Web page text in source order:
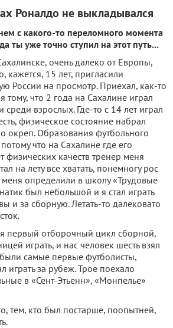
Роналдо не выкладывался
с какого-то переломного момента
ты уже точно ступил на этот путь...
очень далеко от Европы,
15 лет, пригласили
России на просмотр. Приехал, как-то
тому, что 2 года на Сахалине играл
среди взрослых. Где-то с 14 лет играл
физическое состояние набрал
окреп. Образования футбольного
что на Сахалине где его
физических качеств тренер меня
на лету все хватать, понемногу рос
определили в школу «Трудовые
был небольшой и я стал играть
и за сборную. Летать-то далековато
первый отборочный цикл сборной,
играть, и нас человек шесть взял
самые первые футболисты,
играть за рубеж. Трое поехало
в «Сент-Этьенн», «Монпелье»
тем, кто был постарше, поопытней,